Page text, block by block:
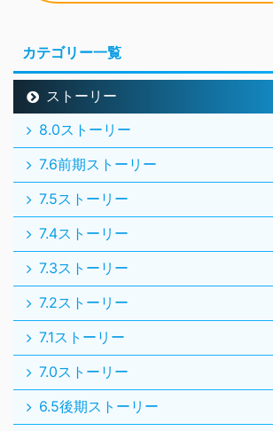
カテゴリー一覧
ストーリー
8.0ストーリー
7.6前期ストーリー
7.5ストーリー
7.4ストーリー
7.3ストーリー
7.2ストーリー
7.1ストーリー
7.0ストーリー
6.5後期ストーリー